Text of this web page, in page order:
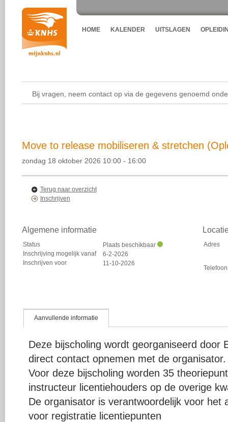
HOME KALENDER UITSLAGEN
Bij vragen, neem contact op via de gegevens genoemd
Move to release mobiliseren & stretchen
zondag 18 oktober 2026 10:00 - 16:00
Terug naar overzicht
Inschrijven
Algemene informatie
Status
Plaats beschikbaar
Inschrijving mogelijk vanaf
6-2-2026
Inschrijven voor
11-10-2026
Adres
Telefoon
Aanvullende informatie
Deze bijscholing wordt georganiseerd door
direct contact opnemen met de organisator.
Voor deze bijscholing worden 35
instructeur licentiehouders op de overige
De organisator is verantwoordelijk voor het
voor registratie licentiepunten